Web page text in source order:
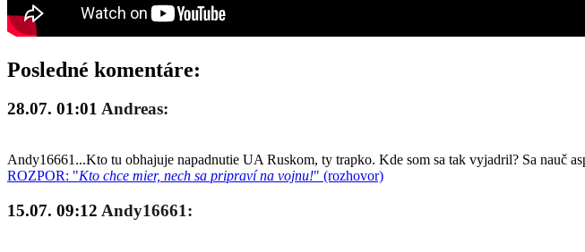
Posledné komentáre:
28.07. 01:01 Andreas:
Andy16661...Kto tu obhajuje napadnutie UA Ruskom, ty trapko. Kde som sa tak vyjadril? Sa nauč
ROZPOR: "Kto chce mier, nech sa pripraví na vojnu!" (rozhovor)
15.07. 09:12 Andy16661: